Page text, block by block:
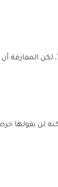
المفارقة أن
لن يقولها